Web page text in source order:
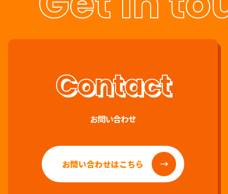
お問い合わせ
お問い合わせはこちら